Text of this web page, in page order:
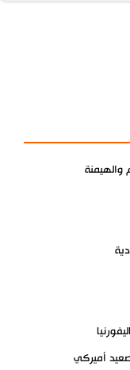
والهيمنة
أميركي